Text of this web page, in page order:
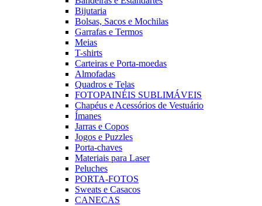
Bijutaria
Bolsas, Sacos e Mochilas
Garrafas e Termos
Meias
T-shirts
Carteiras e Porta-moedas
Almofadas
Quadros e Telas
FOTOPAINÉIS SUBLIMÁVEIS
Chapéus e Acessórios de Vestuário
Ímanes
Jarras e Copos
Jogos e Puzzles
Porta-chaves
Materiais para Laser
Peluches
PORTA-FOTOS
Sweats e Casacos
CANECAS